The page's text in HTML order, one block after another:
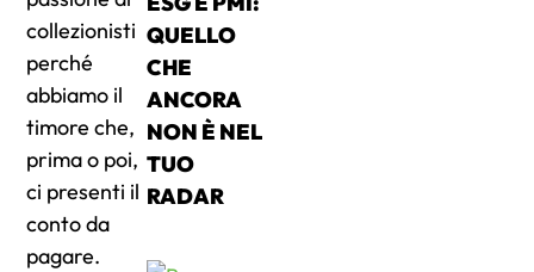
collezionisti
perché
abbiamo il
timore che,
prima o poi,
ci presenti il
conto da
pagare.
QUELLO
CHE
ANCORA
NON È NEL
TUO
RADAR